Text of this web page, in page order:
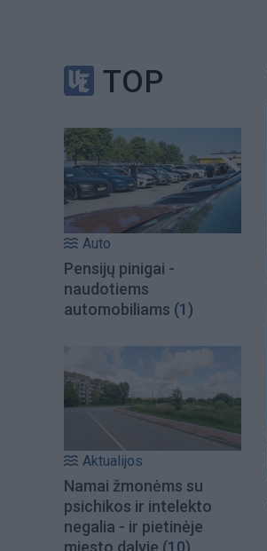
TOP
Auto
Pensijų pinigai -
naudotiems
automobiliams (1)
Aktualijos
Namai žmonėms su
psichikos ir intelekto
negalia - ir pietinėje
miesto dalyje (10)